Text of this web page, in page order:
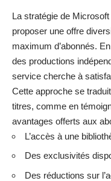
La stratégie de
proposer une offre
maximum d’abonnés.
des productions
service cherche à
Cette approche se
titres, comme en
avantages offerts aux
L’accès à une
Des exclusivités
Des réductions sur